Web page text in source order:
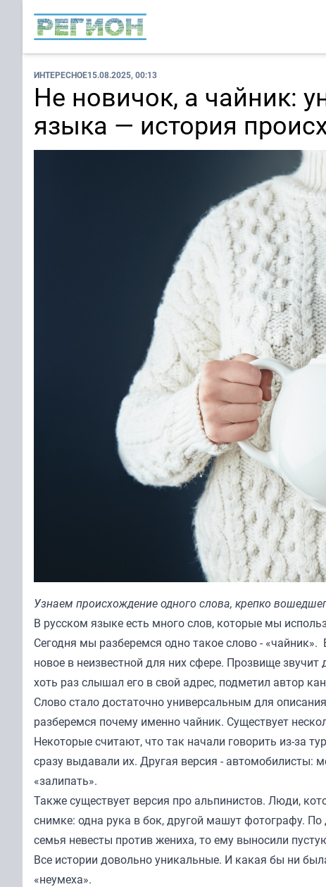
ИНТЕРЕСНОЕ15.08.2025, 00:13
Не новичок, а чайник:
языка — история
Узнаем происхождение одного слова, крепко
В русском языке есть много слов, которые мы
Сегодня мы разберемся одно такое слово -
новое в неизвестной для них сфере. Прозвище
хоть раз слышал его в свой адрес, подметил автор
Слово стало достаточно универсальным для
разберемся почему именно чайник. Существует
Некоторые считают, что так начали говорить из-за
сразу выдавали их. Другая версия -
«залипать».
Также существует версия про альпинистов. Люди,
снимке: одна рука в бок, другой машут фотографу.
семья невесты против жениха, то ему выносили
Все истории довольно уникальные. И какая бы ни
«неумеха».